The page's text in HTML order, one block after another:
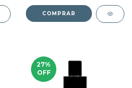
COMPRAR
27%
OFF